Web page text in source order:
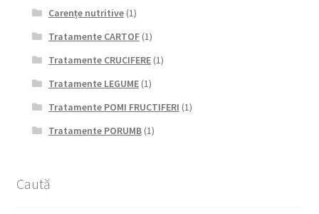
Carențe nutritive(1)
Tratamente CARTOF(1)
Tratamente CRUCIFERE(1)
Tratamente LEGUME(1)
Tratamente POMI FRUCTIFERI (1)
Tratamente PORUMB(1)
Caută